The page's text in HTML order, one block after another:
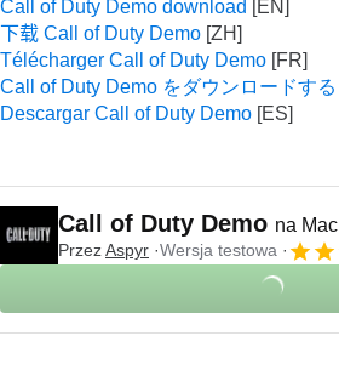
Call of Duty Demo download
下载 Call of Duty Demo
Télécharger Call of Duty Demo
Call of Duty Demo をダウンロードする
Descargar Call of Duty Demo
Call of Duty Demo na Mac
PrzezAspyr Wersja testowa